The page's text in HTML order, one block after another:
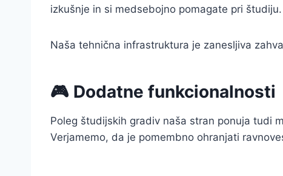
izkušnje in si medsebojno pomagate pri študiju.
Naša tehnična infrastruktura je zanesljiva
🎮 Dodatne funkcionalnosti
Poleg študijskih gradiv naša stran ponuja tudi
Verjamemo, da je pomembno ohranjati